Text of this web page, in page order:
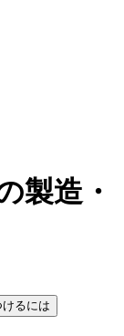
製造・
るには